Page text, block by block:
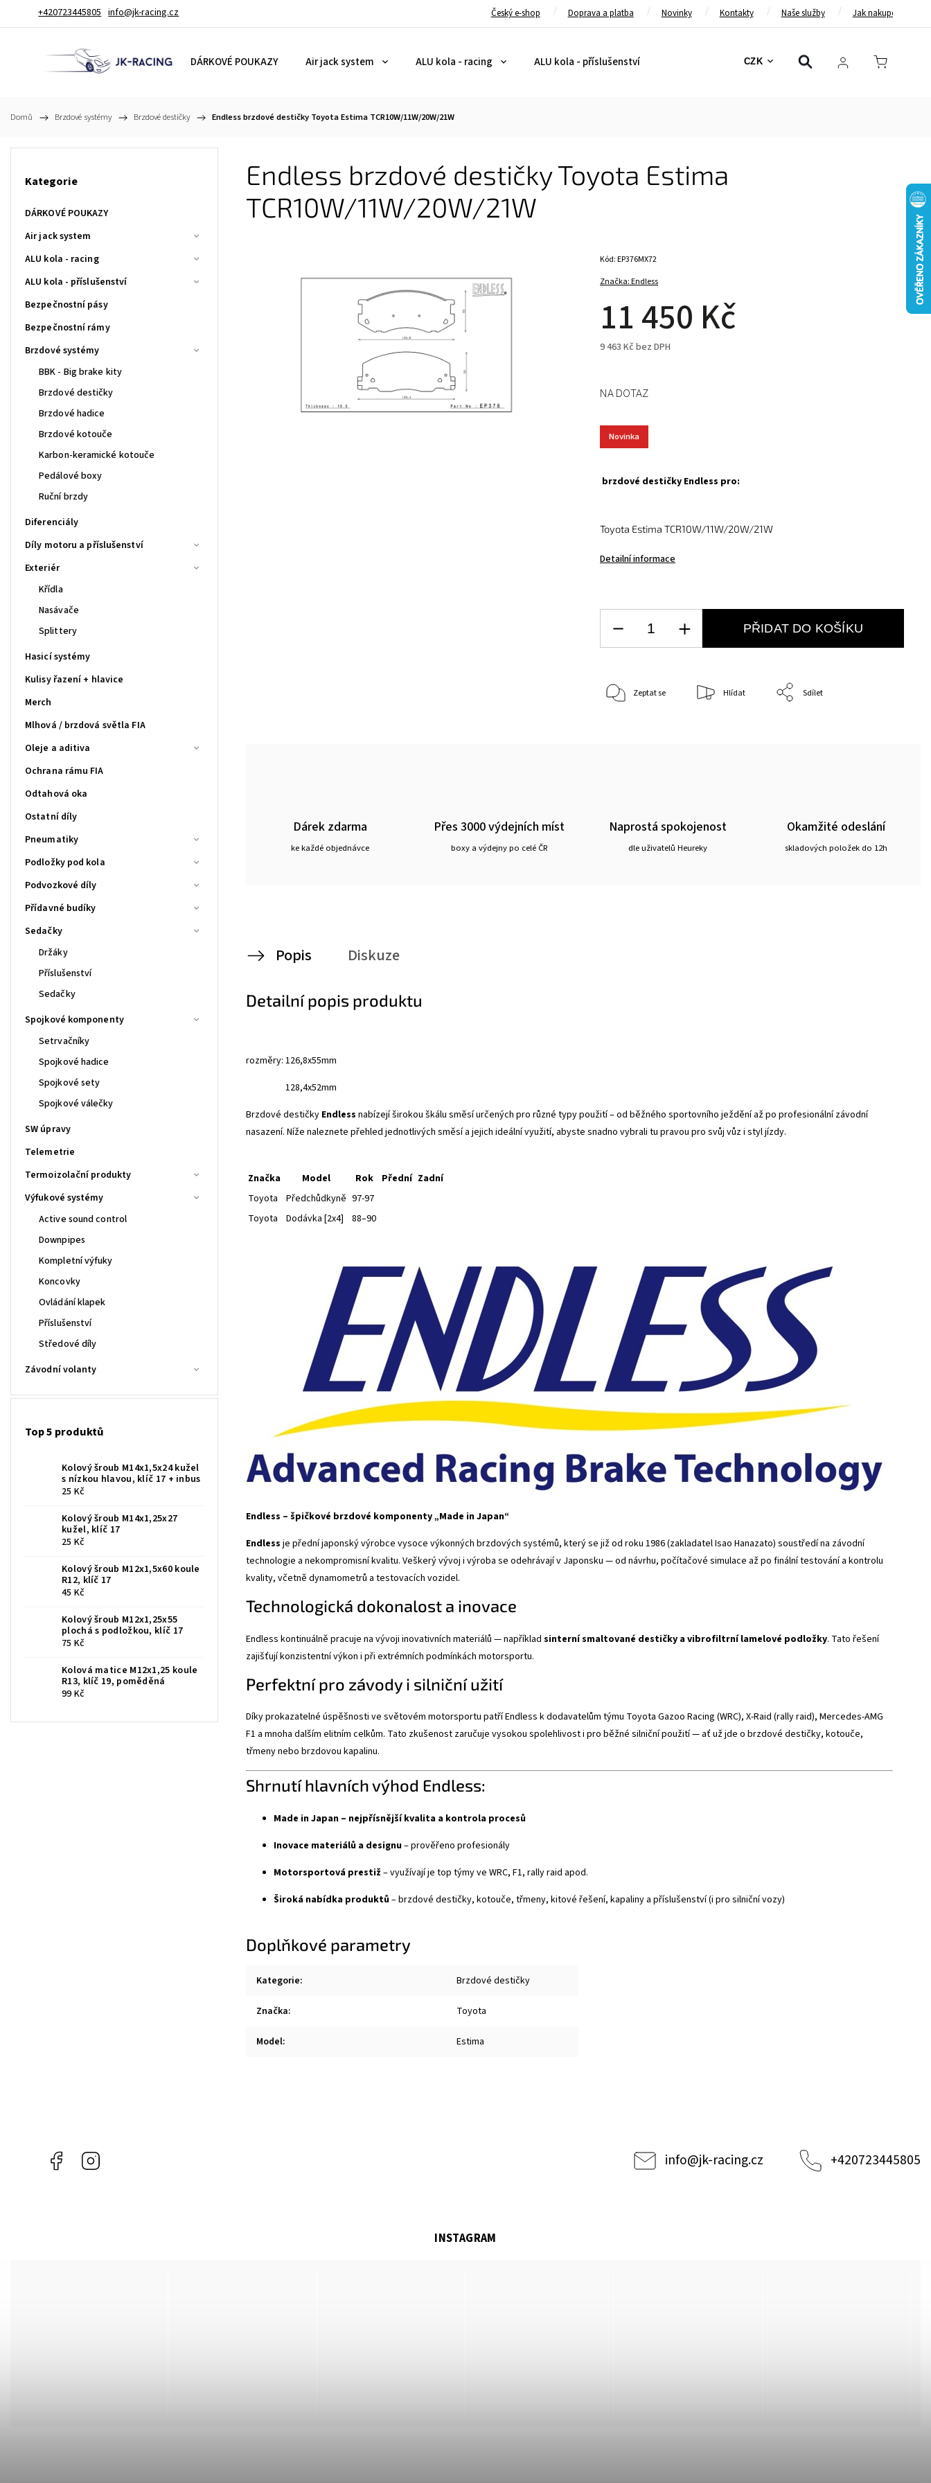
+420723445805 info@jk-racing.cz Český e-shop Doprava a platba Novinky Kontakty Naše služby Jak nakupovat
CZK
DÁRKOVÉ POUKAZY Air jack system ALU kola - racing ALU kola - příslušenství Bezpečnostní pásy Bezpečnostní rámy
Domů / Brzdové systémy / Brzdové destičky / Endless brzdové destičky Toyota Estima TCR10W/11W/20W/21W
Kategorie
DÁRKOVÉ POUKAZY
Air jack system
ALU kola - racing
ALU kola - příslušenství
Bezpečnostní pásy
Bezpečnostní rámy
Brzdové systémy
BBK - Big brake kity
Brzdové destičky
Brzdové hadice
Brzdové kotouče
Karbon-keramické kotouče
Pedálové boxy
Ruční brzdy
Diferenciály
Díly motoru a příslušenství
Exteriér
Křídla
Nasávače
Splittery
Hasicí systémy
Kulisy řazení + hlavice
Merch
Mlhová / brzdová světla FIA
Oleje a aditiva
Ochrana rámu FIA
Odtahová oka
Ostatní díly
Pneumatiky
Podložky pod kola
Podvozkové díly
Přídavné budíky
Sedačky
Držáky
Příslušenství
Sedačky
Spojkové komponenty
Setrvačníky
Spojkové hadice
Spojkové sety
Spojkové válečky
SW úpravy
Telemetrie
Termoizolační produkty
Výfukové systémy
Active sound control
Downpipes
Kompletní výfuky
Koncovky
Ovládání klapek
Příslušenství
Středové díly
Závodní volanty
Top 5 produktů
Kolový šroub M14x1,5x24 kužel
s nízkou hlavou, klíč 17 + inbus
25 Kč
Kolový šroub M14x1,25x27
kužel, klíč 17
25 Kč
Kolový šroub M12x1,5x60 koule
R12, klíč 17
45 Kč
Kolový šroub M12x1,25x55
plochá s podložkou, klíč 17
75 Kč
Kolová matice M12x1,25 koule
R13, klíč 19, poměděná
99 Kč
Endless brzdové destičky Toyota Estima
TCR10W/11W/20W/21W
Značka:Endless
11 450 Kč
9 463 Kč bez DPH
Kód:EP376MX72
brzdové destičky Endless pro:
Toyota Estima TCR10W/11W/20W/21W
Detailní informace
Novinka
NA DOTAZ
PŘIDAT DO KOŠÍKU
Zeptat se Hlídat Sdílet
Dárek zdarma
ke každé objednávce
Přes 3000 výdejních míst
boxy a výdejny po celé ČR
Naprostá spokojenost
dle uživatelů Heureky
Okamžité odeslání
skladových položek do 12h
Popis Diskuze
Detailní popis produktu
rozměry: 126,8x55mm
128,4x52mm
Brzdové destičky Endless nabízejí širokou škálu směsí určených pro různé typy použití – od běžného sportovního ježdění až po profesionální závodní
nasazení. Níže naleznete přehled jednotlivých směsí a jejich ideální využití, abyste snadno vybrali tu pravou pro svůj vůz i styl jízdy.
Značka Model Rok Přední Zadní
Toyota
Předchůdkyně 97-97
Toyota
Dodávka [2x4] 88–90
Endless – špičkové brzdové komponenty „Made in Japan“
Endless je přední japonský výrobce vysoce výkonných brzdových systémů, který se již od roku 1986 (zakladatel Isao Hanazato) soustředí na závodní
technologie a nekompromisní kvalitu. Veškerý vývoj i výroba se odehrávají v Japonsku — od návrhu, počítačové simulace až po finální testování a kontrolu
kvality, včetně dynamometrů a testovacích vozidel.
Technologická dokonalost a inovace
Endless kontinuálně pracuje na vývoji inovativních materiálů — například sinterní smaltované destičky a vibrofiltrní lamelové podložky. Tato řešení
zajišťují konzistentní výkon i při extrémních podmínkách motorsportu.
Perfektní pro závody i silniční užití
Díky prokazatelné úspěšnosti ve světovém motorsportu patří Endless k dodavatelům týmu Toyota Gazoo Racing (WRC), X-Raid (rally raid), Mercedes-AMG
F1 a mnoha dalším elitním celkům. Tato zkušenost zaručuje vysokou spolehlivost i pro běžné silniční použití — ať už jde o brzdové destičky, kotouče,
třmeny nebo brzdovou kapalinu.
Shrnutí hlavních výhod Endless:
Made in Japan – nejpřísnější kvalita a kontrola procesů
Inovace materiálů a designu– prověřeno profesionály
Motorsportová prestiž – využívají je top týmy ve WRC, F1, rally raid apod.
Široká nabídka produktů– brzdové destičky, kotouče, třmeny, kitové řešení, kapaliny a příslušenství (i pro silniční vozy)
Doplňkové parametry
Kategorie: Brzdové destičky
Značka: Toyota
Model: Estima
Facebook info@jk-racing.cz +420723445805
INSTAGRAM